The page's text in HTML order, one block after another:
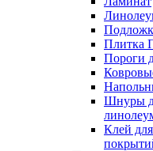
Плитка
Пороги
Шнуры
Клей